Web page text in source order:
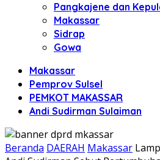
Pangkajene dan
Makassar
Sidrap
Gowa
Makassar
Pemprov Sulsel
PEMKOT MAKASSAR
Andi Sudirman Sulaiman
Beranda DAERAH Makassar